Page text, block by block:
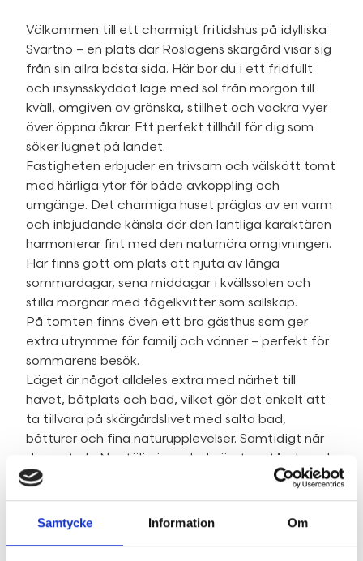
Samtycke Information Om
Välkommen till ett charmigt fritidshus på idylliska
Svartnö – en plats där Roslagens skärgård visar sig
från sin allra bästa sida. Här bor du i ett fridfullt
och insynsskyddat läge med sol från morgon till
kväll, omgiven av grönska, stillhet och vackra vyer
över öppna åkrar. Ett perfekt tillhåll för dig som
söker lugnet på landet.
Fastigheten erbjuder en trivsam och välskött tomt
med härliga ytor för både avkoppling och
umgänge. Det charmiga huset präglas av en varm
och inbjudande känsla där den lantliga karaktären
harmonierar fint med den naturnära omgivningen.
Här finns gott om plats att njuta av långa
sommardagar, sena middagar i kvällssolen och
stilla morgnar med fågelkvitter som sällskap.
På tomten finns även ett bra gästhus som ger
extra utrymme för familj och vänner – perfekt för
sommarens besök.
Läget är något alldeles extra med närhet till
havet, båtplats och bad, vilket gör det enkelt att
ta tillvara på skärgårdslivet med salta bad,
båtturer och fina naturupplevelser. Samtidigt når
du centrala Norrtälje inom bekvämt avstånd med
sitt breda utbud av restauranger, caféer, service
och charmiga småstadskänsla.
Ett rofyllt skärgårdsboende med genuin charm,